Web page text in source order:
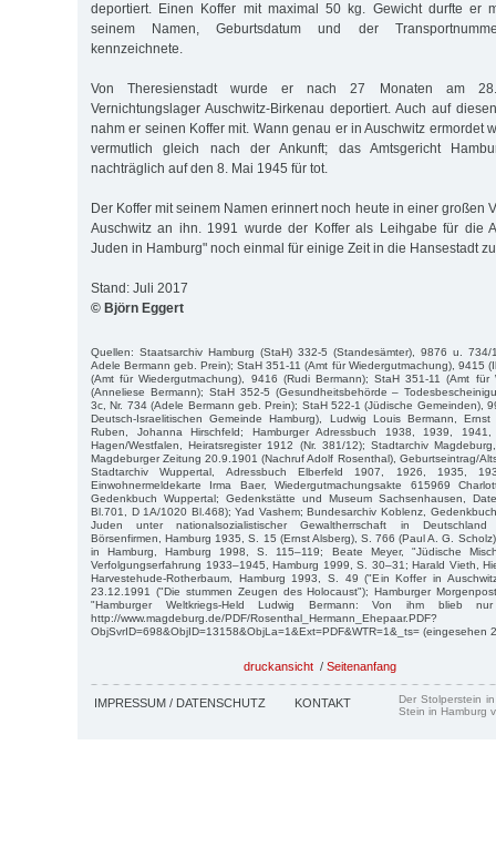
deportiert. Einen Koffer mit maximal 50 kg. Gewicht durfte er
seinem Namen, Geburtsdatum und der
kennzeichnete.
Von Theresienstadt wurde er nach 27 Monaten am
Vernichtungslager Auschwitz-Birkenau deportiert. Auch auf
nahm er seinen Koffer mit. Wann genau er in Auschwitz ermordet
vermutlich gleich nach der Ankunft; das Amtsgericht
nachträglich auf den 8. Mai 1945 für tot.
Der Koffer mit seinem Namen erinnert noch heute in einer großen
Auschwitz an ihn. 1991 wurde der Koffer als Leihgabe für die
Juden in Hamburg" noch einmal für einige Zeit in die Hansestadt
Stand: Juli 2017
© Björn Eggert
Quellen: Staatsarchiv Hamburg (StaH) 332-5 (Standesämter), 9876 u. 734/
Adele Bermann geb. Prein); StaH 351-11 (Amt für Wiedergutmachung), 9415
(Amt für Wiedergutmachung), 9416 (Rudi Bermann); StaH 351-11 (Amt für
(Anneliese Bermann); StaH 352-5 (Gesundheitsbehörde –
3c, Nr. 734 (Adele Bermann geb. Prein); StaH 522-1 (Jüdische Gemeinden),
Deutsch-Israelitischen Gemeinde Hamburg), Ludwig Louis Bermann,
Ruben, Johanna Hirschfeld; Hamburger Adressbuch 1938, 1939,
Hagen/Westfalen, Heiratsregister 1912 (Nr. 381/12); Stadtarchiv
Magdeburger Zeitung 20.9.1901 (Nachruf Adolf Rosenthal), Geburtseintrag/
Stadtarchiv Wuppertal, Adressbuch Elberfeld 1907, 1926, 1935,
Einwohnermeldekarte Irma Baer, Wiedergutmachungsakte 615969
Gedenkbuch Wuppertal; Gedenkstätte und Museum Sachsenhausen,
Bl.701, D 1A/1020 Bl.468); Yad Vashem; Bundesarchiv Koblenz,
Juden unter nationalsozialistischer Gewaltherrschaft in Deutschland
Börsenfirmen, Hamburg 1935, S. 15 (Ernst Alsberg), S. 766 (Paul A. G.
in Hamburg, Hamburg 1998, S. 115–119; Beate Meyer, "Jüdische
Verfolgungserfahrung 1933–1945, Hamburg 1999, S. 30–31; Harald Vieth,
Harvestehude-Rotherbaum, Hamburg 1993, S. 49 ("Ein Koffer in
23.12.1991 ("Die stummen Zeugen des Holocaust"); Hamburger
"Hamburger Weltkriegs-Held Ludwig Bermann: Von ihm blieb
http://www.magdeburg.de/PDF/Rosenthal_Hermann_Ehepaar.PDF?
ObjSvrID=698&ObjID=13158&ObjLa=1&Ext=PDF&WTR=1&_ts= (eingesehen
druckansicht / Seitenanfang
IMPRESSUM / DATENSCHUTZ KONTAKT
Der Stolperstein
Stein in Hamburg